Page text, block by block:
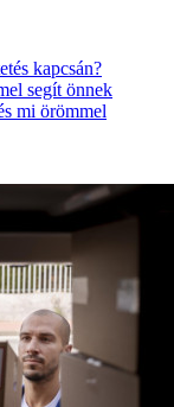
kapcsán?
segít önnek
mi örömmel